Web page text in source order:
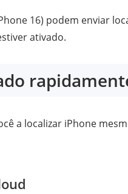
16) podem enviar
ativado.
a localizar iPhone